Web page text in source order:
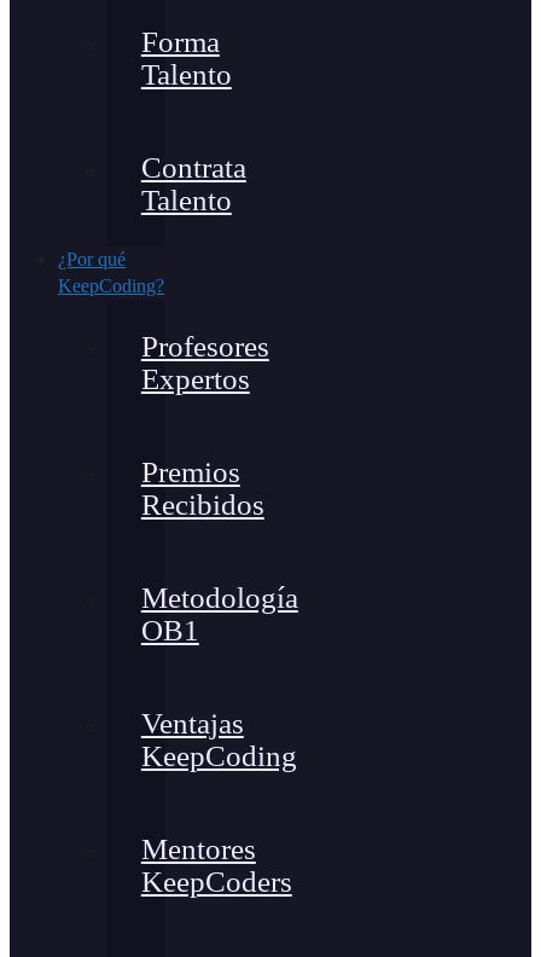
Forma
Talento
Contrata
Talento
¿Por qué
KeepCoding?
Profesores
Expertos
Premios
Recibidos
Metodología
OB1
Ventajas
KeepCoding
Mentores
KeepCoders